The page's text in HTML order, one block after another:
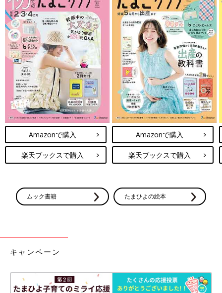
Amazonで購入
楽天ブックスで購入
Amazonで購入
楽天ブックスで購入
ムック書籍 たまひよの絵本
キャンペーン